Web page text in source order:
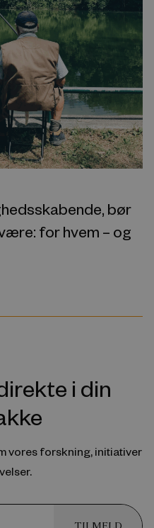
bør
for hvem – og
i din
vores forskning, initiativer